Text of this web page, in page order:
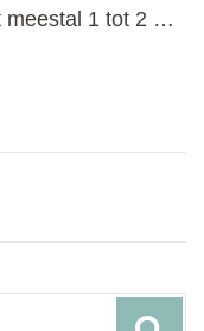
meestal 1 tot 2 …